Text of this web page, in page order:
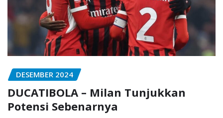
DESEMBER 2024
DUCATIBOLA – Milan Tunjukkan
Potensi Sebenarnya